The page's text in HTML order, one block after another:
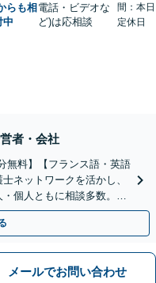
らも相
中
電話・ビデオな
ど)は応相談
間：本日
定休日
者・会社
無料】【フランス語・英語
ネットワークを活かし、
個人ともに相談多数。細
夜間相談可】
メールでお問い合わせ